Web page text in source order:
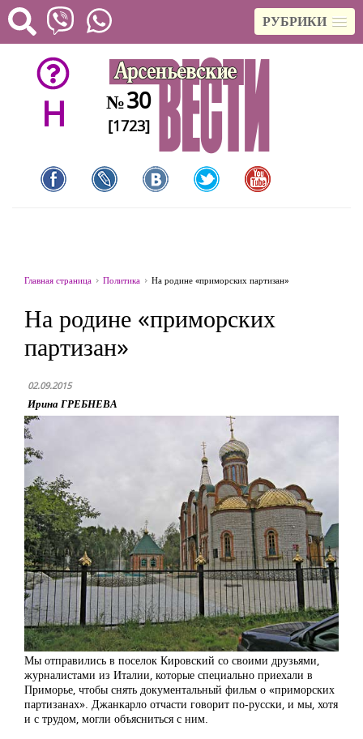
РУБРИКИ
H №30
[1723]
Главная страница Политика На родине «приморских партизан»
На родине «приморских
партизан»
02.09.2015
Ирина ГРЕБНЕВА
Мы отправились в поселок Кировский со своими друзьями,
журналистами из Италии, которые специально приехали в
Приморье, чтобы снять документальный фильм о «приморских
партизанах». Джанкарло отчасти говорит по-русски, и мы, хотя
и с трудом, могли объясниться с ним.